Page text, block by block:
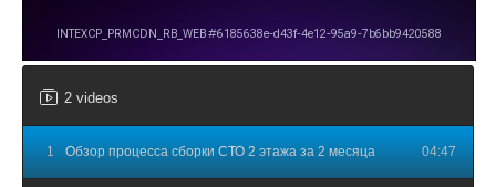
2 videos
1 Обзор процесса сборки СТО 2 этажа за 2 месяца 04:47